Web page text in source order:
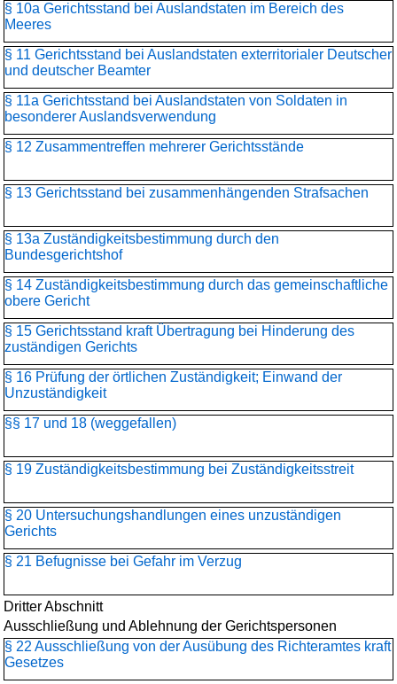
§ 10a Gerichtsstand bei Auslandstaten im Bereich des
Meeres
§ 11 Gerichtsstand bei Auslandstaten exterritorialer Deutscher
und deutscher Beamter
§ 11a Gerichtsstand bei Auslandstaten von Soldaten in
besonderer Auslandsverwendung
§ 12 Zusammentreffen mehrerer Gerichtsstände
§ 13 Gerichtsstand bei zusammenhängenden Strafsachen
§ 13a Zuständigkeitsbestimmung durch den
Bundesgerichtshof
§ 14 Zuständigkeitsbestimmung durch das gemeinschaftliche
obere Gericht
§ 15 Gerichtsstand kraft Übertragung bei Hinderung des
zuständigen Gerichts
§ 16 Prüfung der örtlichen Zuständigkeit; Einwand der
Unzuständigkeit
§§ 17 und 18 (weggefallen)
§ 19 Zuständigkeitsbestimmung bei Zuständigkeitsstreit
§ 20 Untersuchungshandlungen eines unzuständigen
Gerichts
§ 21 Befugnisse bei Gefahr im Verzug
Dritter Abschnitt
Ausschließung und Ablehnung der Gerichtspersonen
§ 22 Ausschließung von der Ausübung des Richteramtes kraft
Gesetzes